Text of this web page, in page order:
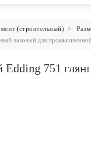
(строительный)
лаковый для
Edding 751